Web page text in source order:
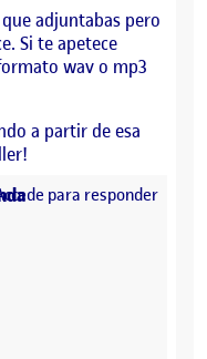
adjuntabas pero
Si te apetece
wav o mp3
a partir de esa
says:para responder